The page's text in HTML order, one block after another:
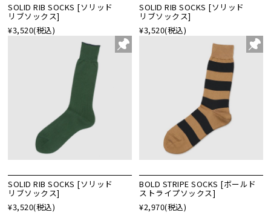
SOLID RIB SOCKS [ソリッド
リブソックス]
¥3,520(税込)
SOLID RIB SOCKS [ソリッド
リブソックス]
¥3,520(税込)
SOLID RIB SOCKS [ソリッド
リブソックス]
¥3,520(税込)
BOLD STRIPE SOCKS [ボールド
ストライプソックス]
¥2,970(税込)